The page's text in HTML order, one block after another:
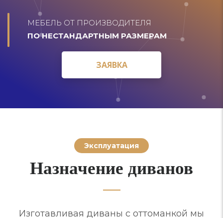
МЕБЕЛЬ ОТ ПРОИЗВОДИТЕЛЯ
ПО НЕСТАНДАРТНЫМ РАЗМЕРАМ
ЗАЯВКА
ЗАЯВКА
Эксплуатация
Назначение диванов
Изготавливая диваны с оттоманкой мы